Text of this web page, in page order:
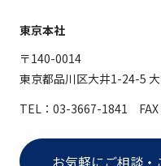
東京本社
〒140-0014
東京都品川区大井1-24-5
TEL：03-3667-1841